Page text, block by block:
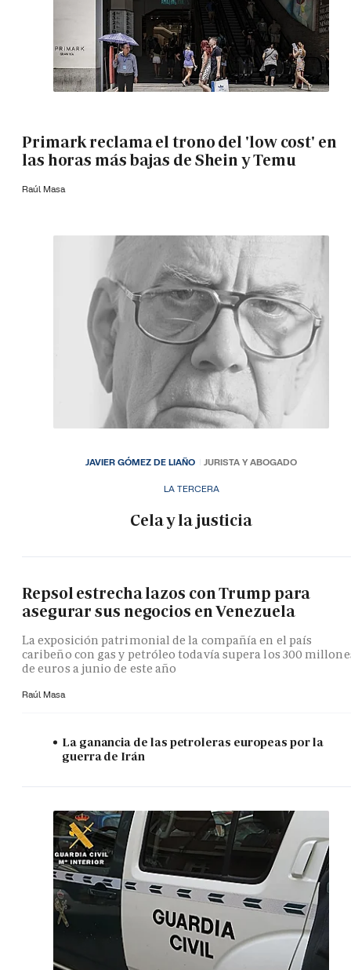
Primark reclama el trono del 'low cost' en
las horas más bajas de Shein y Temu
Raúl Masa
LA TERCERA
Cela y la justicia
JAVIER GÓMEZ DE LIAÑO JURISTA Y ABOGADO
Repsol estrecha lazos con Trump para
asegurar sus negocios en Venezuela
La exposición patrimonial de la compañía en el país
caribeño con gas y petróleo todavía supera los 300
de euros a junio de este año
Raúl Masa
La ganancia de las petroleras europeas por la
guerra de Irán